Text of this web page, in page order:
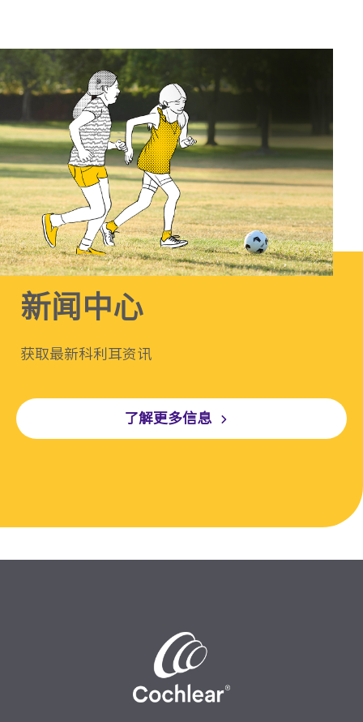
新闻中心
获取最新科利耳资讯
了解更多信息